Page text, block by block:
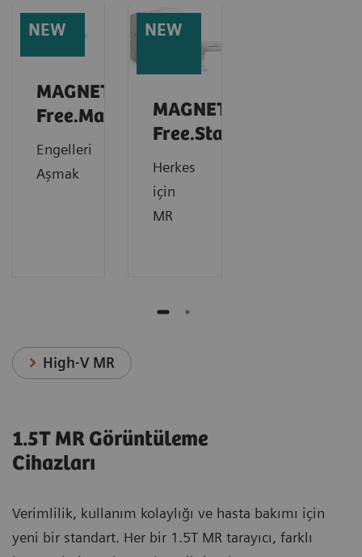
NEW
MAGNETOM
Free.Max
Engelleri
Aşmak
NEW
MAGNETOM
Free.Star
Herkes
için
MR
High-V MR
1.5T MR Görüntüleme
Cihazları
Verimlilik, kullanım kolaylığı ve hasta bakımı için
yeni bir standart. Her bir 1.5T MR tarayıcı, farklı